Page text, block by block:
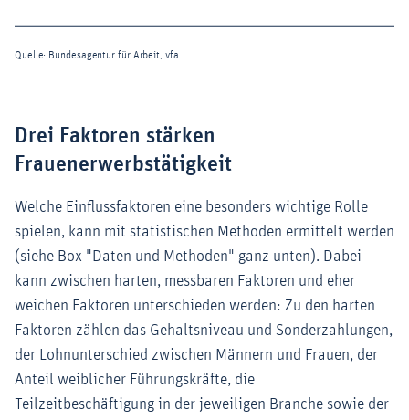
Drei Faktoren stärken
Frauenerwerbstätigkeit
Welche Einflussfaktoren eine besonders wichtige Rolle
spielen, kann mit statistischen Methoden ermittelt werden
(siehe Box "Daten und Methoden" ganz unten). Dabei
kann zwischen harten, messbaren Faktoren und eher
weichen Faktoren unterschieden werden: Zu den harten
Faktoren zählen das Gehaltsniveau und Sonderzahlungen,
der Lohnunterschied zwischen Männern und Frauen, der
Anteil weiblicher Führungskräfte, die
Teilzeitbeschäftigung in der jeweiligen Branche sowie der